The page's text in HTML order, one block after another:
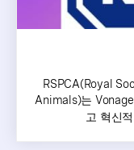
RSPCA(Royal
Animals)는
고 혁신